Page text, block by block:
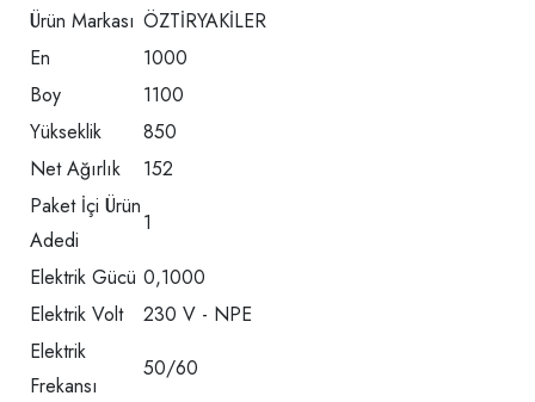
Ürün Markası ÖZTİRYAKİLER
En
1000
Boy
1100
Yükseklik
850
Net Ağırlık
152
Paket İçi Ürün
Adedi
1
Elektrik Gücü 0,1000
Elektrik Volt
230 V - NPE
Elektrik
Frekansı
50/60